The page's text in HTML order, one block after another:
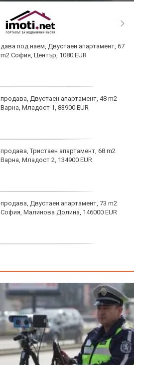
дава под наем, Двустаен апартамент, 67
m2 София, Център, 1080 EUR
продава, Двустаен апартамент, 48 m2
Варна, Младост 1, 83900 EUR
продава, Тристаен апартамент, 68 m2
Варна, Младост 2, 134900 EUR
продава, Двустаен апартамент, 73 m2
София, Малинова Долина, 146000 EUR